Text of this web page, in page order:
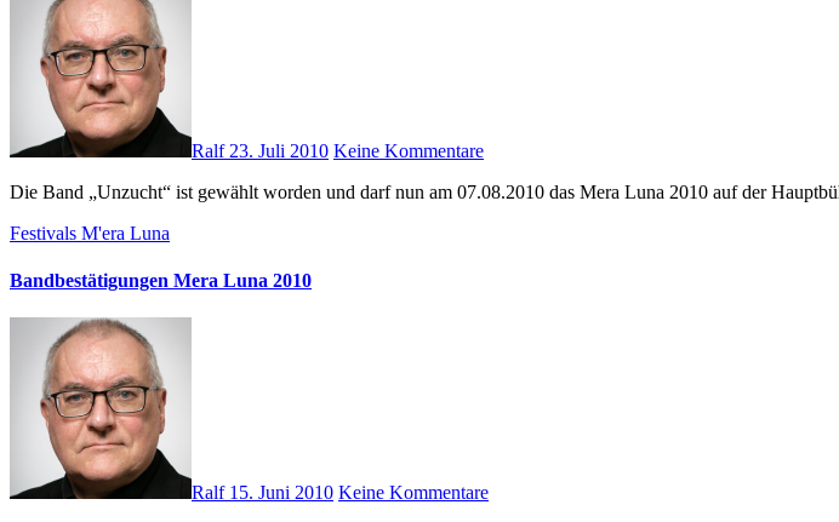
Ralf 23. Juli 2010 Keine Kommentare
Die Band „Unzucht“ ist gewählt worden und darf nun am 07.08.2010 das Mera Luna 2010 auf der
Festivals M'era Luna
Bandbestätigungen Mera Luna 2010
Ralf 15. Juni 2010 Keine Kommentare